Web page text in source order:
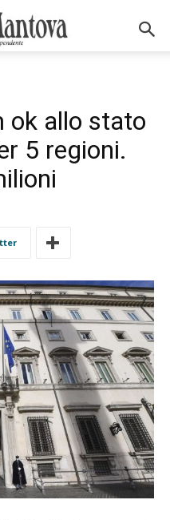
ok allo stato
5 regioni.